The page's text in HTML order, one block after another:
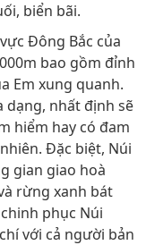
biển bãi.
Đông Bắc của
bao gồm đỉnh
Em xung quanh.
dạng, nhất định sẽ
hiểm hay có đam
Đặc biệt, Núi
gian giao hoà
rừng xanh bát
phục Núi
với cả người bản